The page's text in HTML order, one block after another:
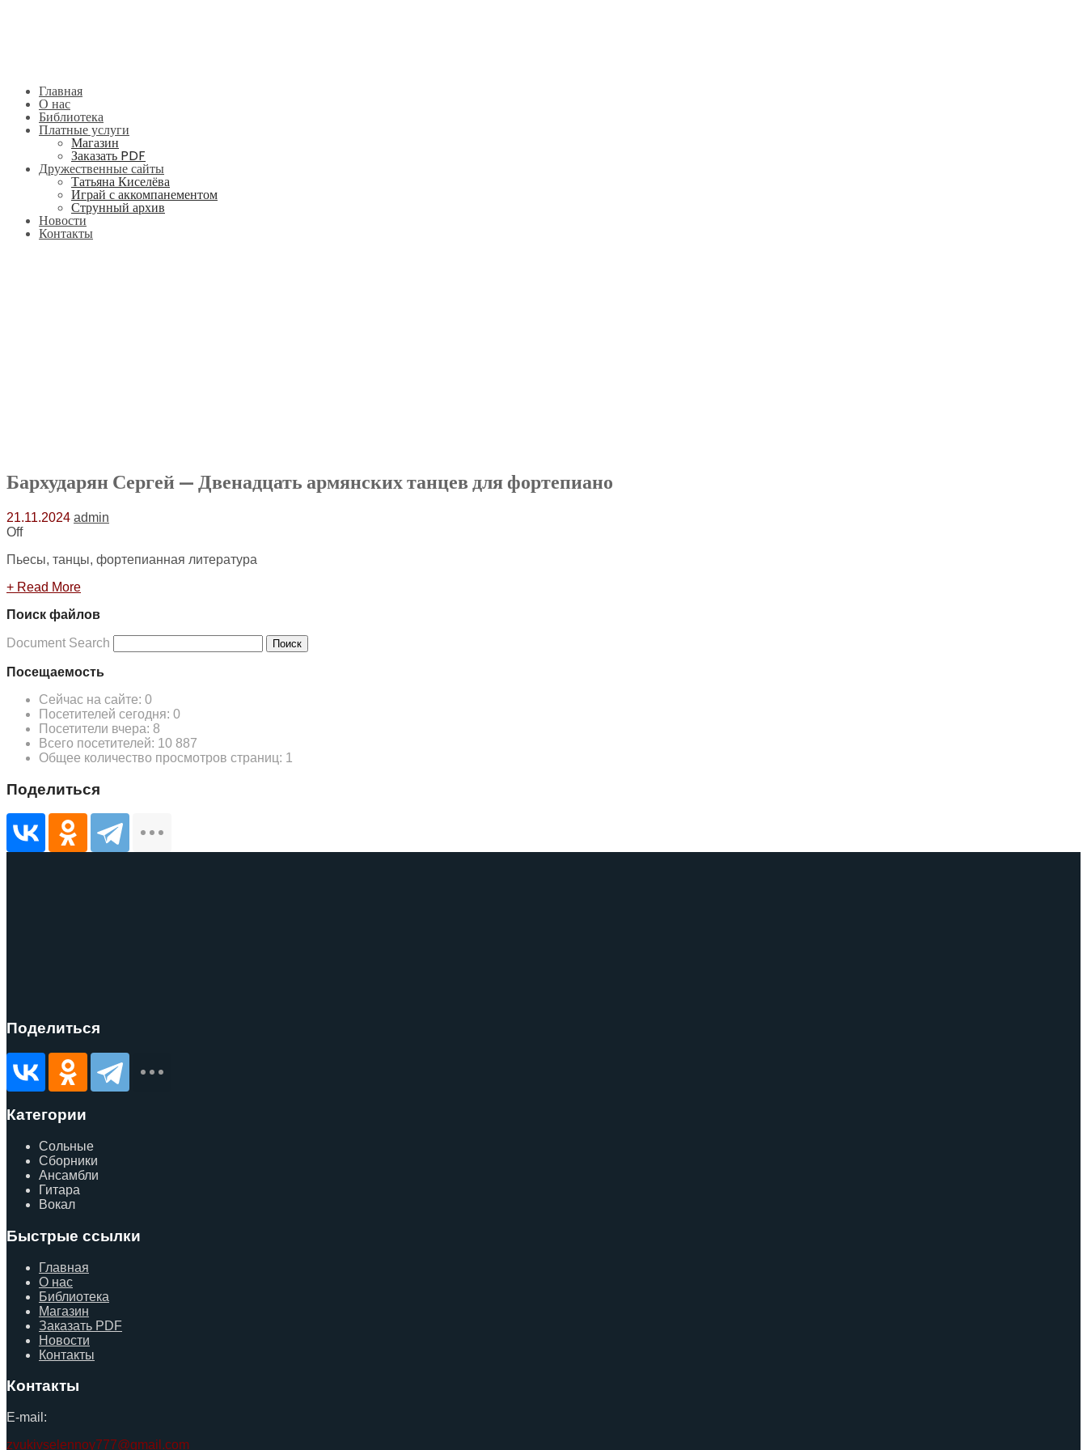
Главная
О нас
Библиотека
Платные услуги
Магазин
Заказать PDF
Дружественные сайты
Татьяна Киселёва
Играй с аккомпанементом
Струнный архив
Новости
Контакты
Бархударян Сергей — Двенадцать армянских танцев для фортепиано
21.11.2024 admin
Off
Пьесы, танцы, фортепианная литература
+ Read More
Поиск файлов
Document Search Поиск
Посещаемость
Сейчас на сайте: 0
Посетителей сегодня: 0
Посетители вчера: 8
Всего посетителей: 10 887
Общее количество просмотров страниц: 1
Поделиться
Поделиться
Категории
Сольные
Сборники
Ансамбли
Гитара
Вокал
Быстрые ссылки
Главная
О нас
Библиотека
Магазин
Заказать PDF
Новости
Контакты
Контакты
E-mail:
zvukivselennoy777@gmail.com